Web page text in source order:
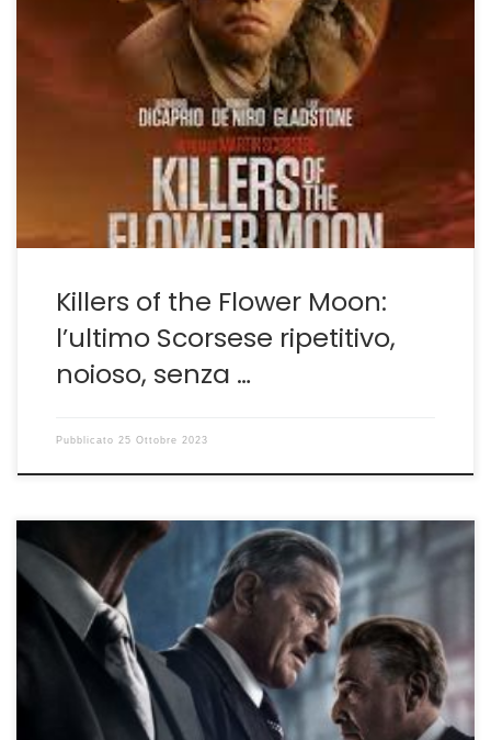
Anche i maestri inciampano Killers of The Flower Moon è
il peggior film di Martin Scorsese. Lo scrivo con
amarezza perché, si sa, Scorsese non è solo un Maestro
ma è colui che anche nelle sue prove minori ha sempre
saputo donare spunti, riflessioni, colpi di genio. Questa
Killers of the Flower Moon:
l’ultimo Scorsese ripetitivo,
noioso, senza …
Pubblicato 25 Ottobre 2023
È MERAVIGLIOSO The Irishman, il film di Martin Scorsese
prodotto da Netflix dove Robert De Niro, Al Pacino, Joe
Pesci rivaleggiano in bravura e l’autore
italostatunitense fotografa con lucida malinconia non
tanto la fine di un’epopea cinematografica quanto
l’avvicinarsi di quella fine definitiva che appartiene a
tutti e che forse […]